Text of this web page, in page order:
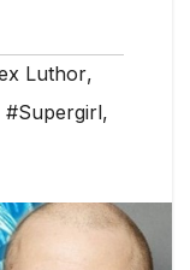
Luthor,
#Supergirl,